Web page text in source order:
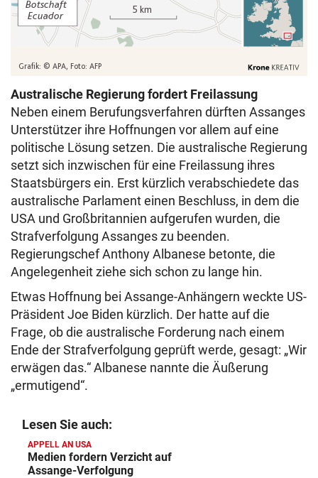
Australische Regierung fordert Freilassung
Neben einem Berufungsverfahren dürften Assanges
Unterstützer ihre Hoffnungen vor allem auf eine
politische Lösung setzen. Die australische Regierung
setzt sich inzwischen für eine Freilassung ihres
Staatsbürgers ein. Erst kürzlich verabschiedete das
australische Parlament einen Beschluss, in dem die
USA und Großbritannien aufgerufen wurden, die
Strafverfolgung Assanges zu beenden.
Regierungschef Anthony Albanese betonte, die
Angelegenheit ziehe sich schon zu lange hin.
Etwas Hoffnung bei Assange-Anhängern weckte US-
Präsident Joe Biden kürzlich. Der hatte auf die
Frage, ob die australische Forderung nach einem
Ende der Strafverfolgung geprüft werde, gesagt: „Wir
erwägen das.“ Albanese nannte die Äußerung
„ermutigend“.
Lesen Sie auch:
APPELL AN USA
Medien fordern Verzicht auf
Assange-Verfolgung